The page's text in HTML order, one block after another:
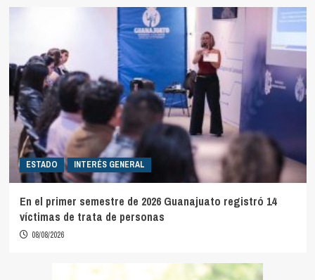
ESTADO INTERÉS GENERAL
En el primer semestre de 2026 Guanajuato registró 14
víctimas de trata de personas
08/08/2026